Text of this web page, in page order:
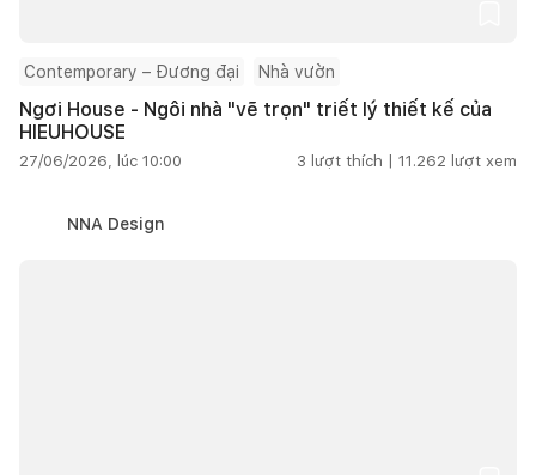
Contemporary – Đương đại Nhà vườn
Ngơi House - Ngôi nhà "vẽ trọn" triết lý thiết kế của
HIEUHOUSE
27/06/2026, lúc 10:00 3 lượt thích | 11.262 lượt xem
NNA Design